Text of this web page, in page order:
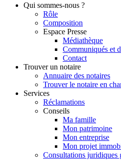
Qui sommes-nous ?
Rôle
Composition
Espace Presse
Médiathèque
Communiqués et
Contact
Trouver un notaire
Annuaire des notaires
Trouver le notaire en
Services
Réclamations
Conseils
Ma famille
Mon patrimoine
Mon entreprise
Mon projet
Consultations juridiques